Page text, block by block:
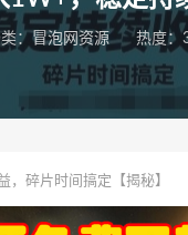
： 冒泡网资源 热度：
碎片时间搞定【揭秘】